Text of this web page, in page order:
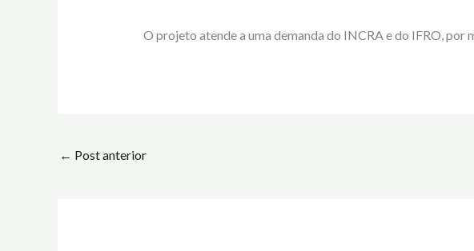
O projeto atende a uma demanda do INCRA e do IFRO,
← Post anterior